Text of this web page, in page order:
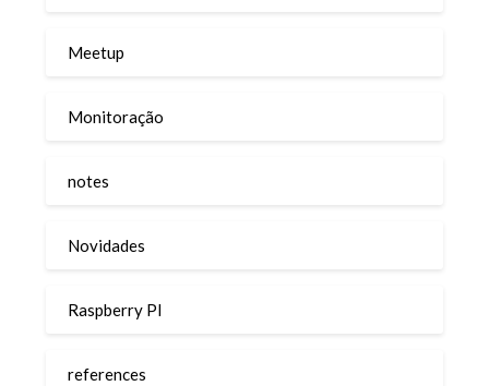
Meetup
Monitoração
notes
Novidades
Raspberry PI
references